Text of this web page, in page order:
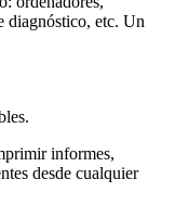
diagnóstico, etc. Un
informes,
desde cualquier